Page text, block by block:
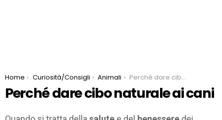
You are here:
Home Curiosità/Consigli Animali Perché dare cibo naturale ai cani
Perché dare cibo naturale ai cani